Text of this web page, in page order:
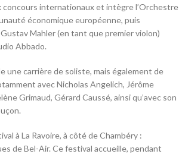
concours internationaux et intègre l’Orchestre
économique européenne, puis
Mahler (en tant que premier violon)
Abbado.
une carrière de soliste, mais également de
avec Nicholas Angelich, Jérôme
Grimaud, Gérard Caussé, ainsi qu’avec son
à La Ravoire, à côté de Chambéry :
de Bel-Air. Ce festival accueille, pendant